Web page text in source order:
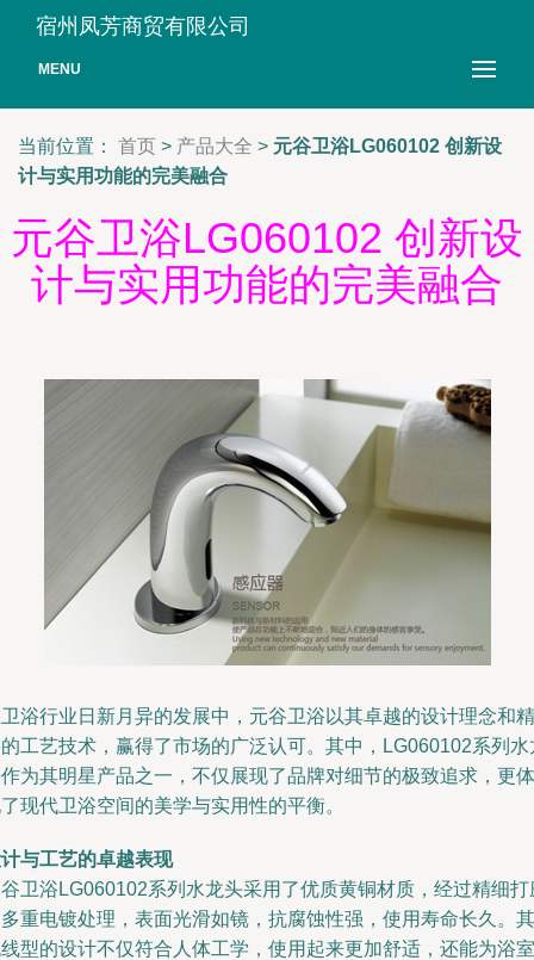
宿州凤芳商贸有限公司
MENU
当前位置： 首页 > 产品大全 > 元谷卫浴LG060102 创新设
计与实用功能的完美融合
元谷卫浴LG060102 创新设
计与实用功能的完美融合
浴行业日新月异的发展中，元谷卫浴以其卓越的设计理念和精
工艺技术，赢得了市场的广泛认可。其中，LG060102系列水
为其明星产品之一，不仅展现了品牌对细节的极致追求，更体
现代卫浴空间的美学与实用性的平衡。
与工艺的卓越表现
卫浴LG060102系列水龙头采用了优质黄铜材质，经过精细打
重电镀处理，表面光滑如镜，抗腐蚀性强，使用寿命长久。其
型的设计不仅符合人体工学，使用起来更加舒适，还能为浴室